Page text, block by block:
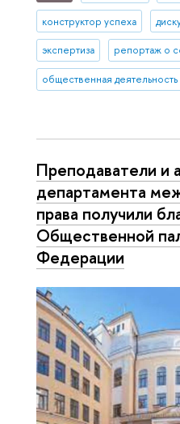
конструктор успеха
экспертиза репортаж о
общественная деятельность
Преподаватели и
департамента
права получили
Общественной
Федерации